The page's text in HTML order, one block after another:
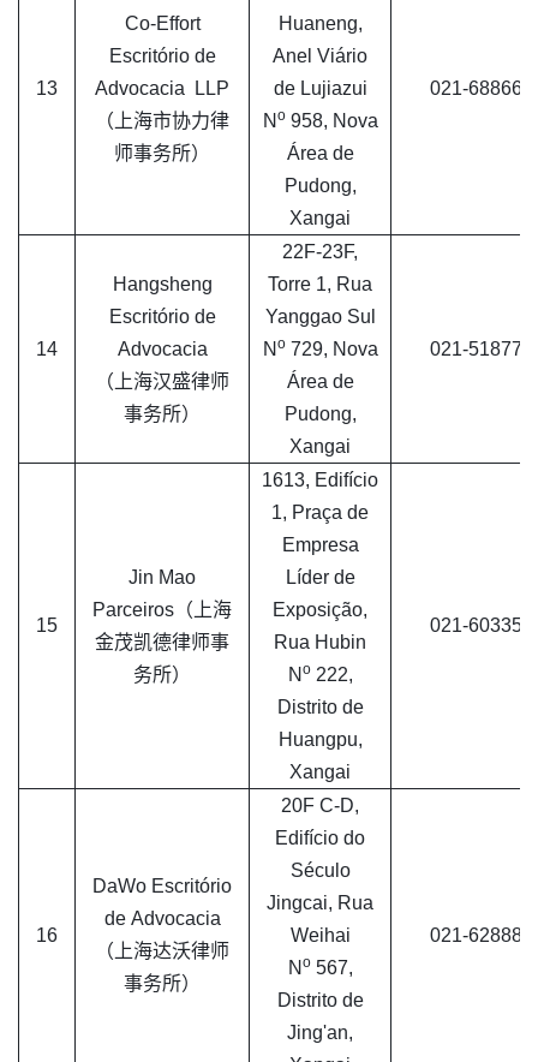
13
Co-Effort
Escritório de
Advocacia LLP
（上海市协力律
师事务所）
Huaneng,
Anel Viário
de Lujiazui
N o958, Nova
Área de
Pudong,
Xangai
021-
14
Hangsheng
Escritório de
Advocacia
（上海汉盛律师
事务所）
22F-23F,
Torre 1, Rua
Yanggao Sul
N o729, Nova
Área de
Pudong,
Xangai
021-
15
Jin Mao
Parceiros（上海
金茂凯德律师事
务所）
1613, Edifício
1, Praça de
Empresa
Líder de
Exposição,
Rua Hubin
N o222,
Distrito de
Huangpu,
Xangai
021-
16
DaWo Escritório
de Advocacia
（上海达沃律师
事务所）
20F C-D,
Edifício do
Século
Jingcai, Rua
Weihai
N o567,
Distrito de
Jing'an,
021-